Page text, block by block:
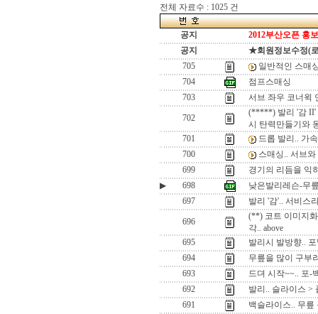
전체 자료수 : 1025 건
공지
2012부산오픈 홍
공지
★회원정보수정(
705
일반적인 스매
704
점프스매싱
703
서브 좌우 코너윅
702
(*****) 발리 '감 II'
시 탄력만들기와
701
드롭 발리.. 가
700
스매싱.. 서브
699
경기의 리듬을 익
▶
698
낮은발리레슨-무
697
발리 '감'.. 서비스
696
(**) 코트 이미지
각.. above
695
발리시 발방향..
694
무릎을 많이 구부
693
드뎌 시작~~.. 포-
692
발리.. 슬라이스 >
691
백슬라이스.. 무릎